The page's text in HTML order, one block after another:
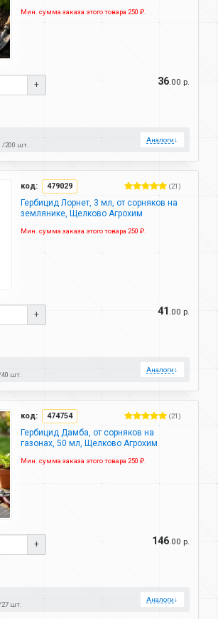
Мин. сумма заказа этого товара 250 ₽.
+ 36.00 р.
200 шт.
Аналоги↓
код: 479029 (21)
Гербицид Лорнет, 3 мл, от сорняков на
землянике, Щелково Агрохим
Мин. сумма заказа этого товара 250 ₽.
+ 41 .00 р.
40 шт.
Аналоги↓
код: 474754 (21)
Гербицид Дамба, от сорняков на
газонах, 50 мл, Щелково Агрохим
Мин. сумма заказа этого товара 250 ₽.
+ 146.00 р.
27 шт.
Аналоги↓